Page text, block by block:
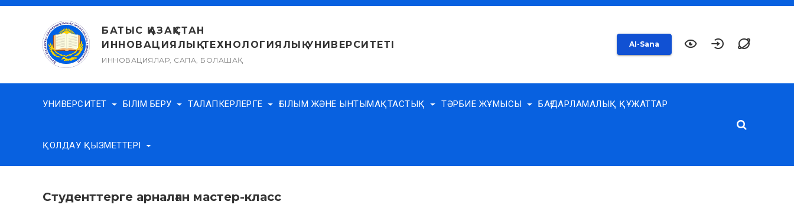
Skip
БАТЫС ҚАЗАҚСТАН
ИННОВАЦИЯЛЫҚ-ТЕХНОЛОГИЯЛЫҚ УНИВЕРСИТЕТІ
ИННОВАЦИЯЛАР, САПА, БОЛАШАҚ
AI-Sana
УНИВЕРСИТЕТ БІЛІМ БЕРУ ТАЛАПКЕРЛЕРГЕ ҒЫЛЫМ ЖӘНЕ ЫНТЫМАҚТАСТЫҚ ТӘРБИЕ ЖҰМЫСЫ БАҒДАРЛАМАЛЫҚ ҚҰЖАТТАР
ҚОЛДАУ ҚЫЗМЕТТЕРІ
Студенттерге арналған мастер-класс